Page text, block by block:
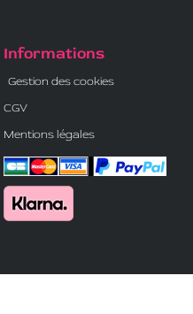
Informations
Gestion des cookies
CGV
Mentions légales